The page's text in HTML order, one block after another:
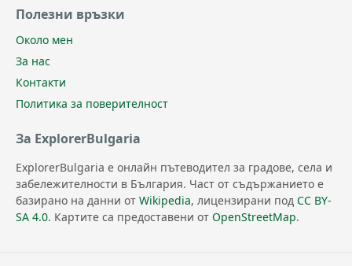
Полезни връзки
Около мен
За нас
Контакти
Политика за поверителност
За ExplorerBulgaria
ExplorerBulgaria е онлайн пътеводител за градове, села и
забележителности в България. Част от съдържанието е
базирано на данни от Wikipedia, лицензирани под CC BY-
SA 4.0. Картите са предоставени от OpenStreetMap.